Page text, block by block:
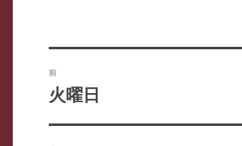
稿
前
前
投
火曜日